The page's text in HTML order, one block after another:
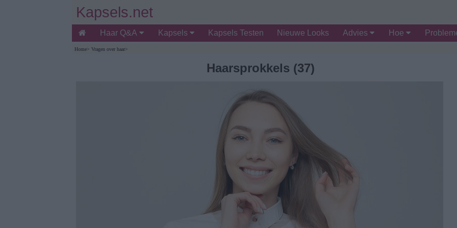
Kapsels.net
Haar Q&A Kapsels Kapsels Testen Nieuwe Looks Advies Hoe
Home> Vragen over haar>
Haarsprokkels (37)